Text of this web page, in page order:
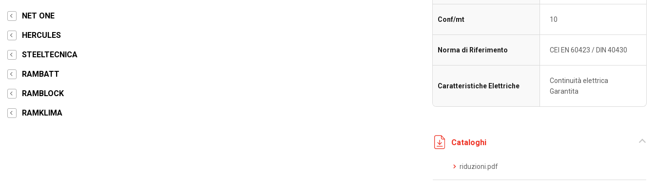
NET ONE
HERCULES
STEELTECNICA
RAMBATT
RAMBLOCK
RAMKLIMA
Conf/mt 10
Norma di Riferimento CEI EN 60423 / DIN 40430
Caratteristiche Elettriche
Continuità elettrica
Garantita
Cataloghi
riduzioni.pdf